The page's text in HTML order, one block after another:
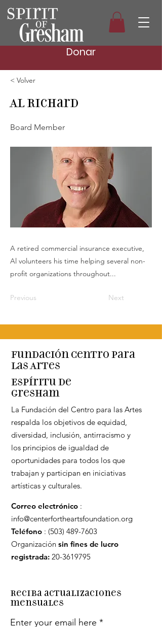
Donar
< Volver
Al Richard
Board Member
A retired commercial insurance executive,
Al volunteers his time helping several non-
profit organizations throughout...
Previous Next
Fundación Centro para
las Artes
Espíritu de
Gresham
La Fundación del Centro para las Artes
respalda los objetivos de equidad,
diversidad, inclusión, antirracismo y
los principios de igualdad de
oportunidades para todos los que
trabajan y participan en iniciativas
artísticas y culturales.
Correo electrónico :
info@centerfortheartsfoundation.org
Teléfono : (503) 489-7603
Organización sin fines de lucro
registrada: 20-3619795
Reciba actualizaciones
mensuales
Enter your email here